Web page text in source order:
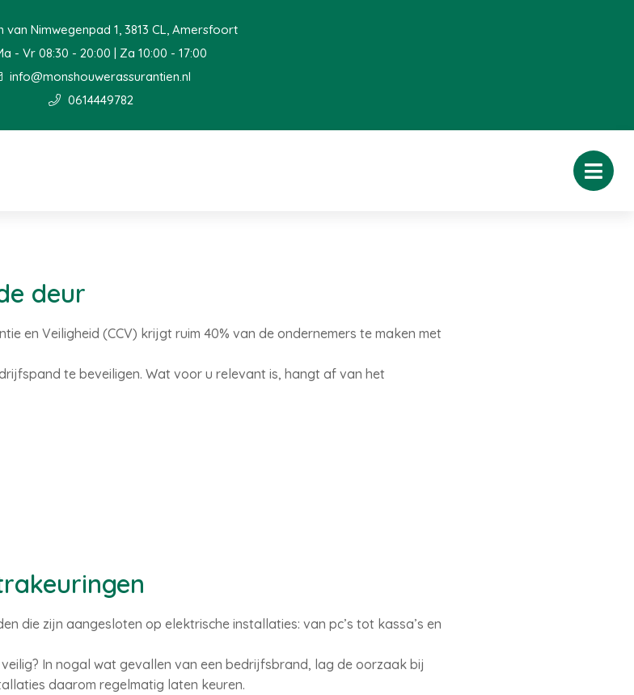
van Nimwegenpad 1, 3813 CL, Amersfoort
- Vr 08:30 - 20:00 | Za 10:00 - 17:00
info@monshouwerassurantien.nl
0614449782
deur
en Veiligheid (CCV) krijgt ruim 40% van de ondernemers te maken met
te beveiligen. Wat voor u relevant is, hangt af van het
die zijn aangesloten op elektrische installaties: van pc’s tot kassa’s en
In nogal wat gevallen van een bedrijfsbrand, lag de oorzaak bij
daarom regelmatig laten keuren.